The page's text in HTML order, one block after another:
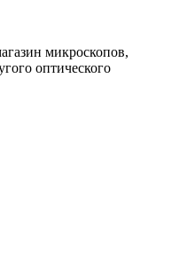
микроскопов,
оптического